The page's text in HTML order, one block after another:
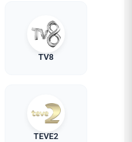
TV8
TEVE2